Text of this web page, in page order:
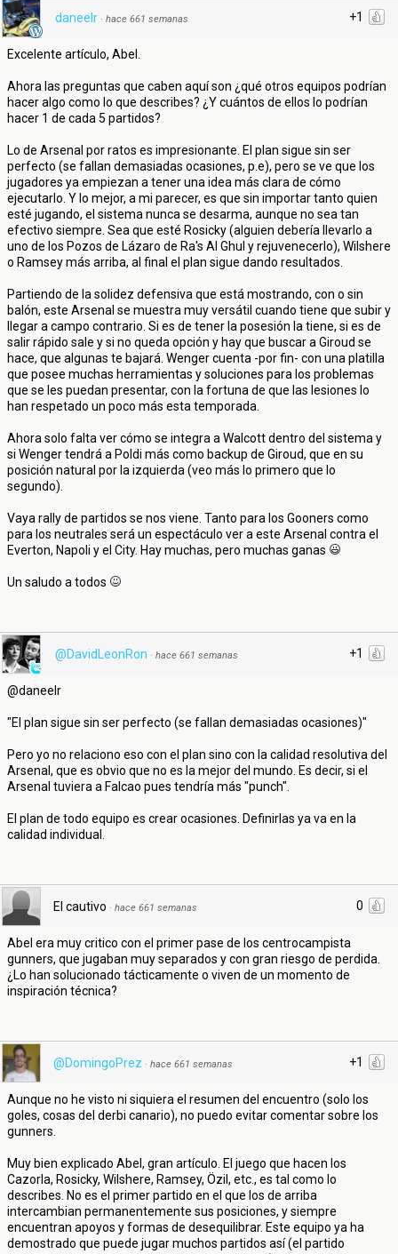
+1
daneelr · hace 661 semanas
Excelente artículo, Abel.
Ahora las preguntas que caben aquí son ¿qué otros equipos podrían
hacer algo como lo que describes? ¿Y cuántos de ellos lo podrían
hacer 1 de cada 5 partidos?
Lo de Arsenal por ratos es impresionante. El plan sigue sin ser
perfecto (se fallan demasiadas ocasiones, p.e), pero se ve que los
jugadores ya empiezan a tener una idea más clara de cómo
ejecutarlo. Y lo mejor, a mi parecer, es que sin importar tanto quien
esté jugando, el sistema nunca se desarma, aunque no sea tan
efectivo siempre. Sea que esté Rosicky (alguien debería llevarlo a
uno de los Pozos de Lázaro de Ra's Al Ghul y rejuvenecerlo), Wilshere
o Ramsey más arriba, al final el plan sigue dando resultados.
Partiendo de la solidez defensiva que está mostrando, con o sin
balón, este Arsenal se muestra muy versátil cuando tiene que subir y
llegar a campo contrario. Si es de tener la posesión la tiene, si es de
salir rápido sale y si no queda opción y hay que buscar a Giroud se
hace, que algunas te bajará. Wenger cuenta -por fin- con una platilla
que posee muchas herramientas y soluciones para los problemas
que se les puedan presentar, con la fortuna de que las lesiones lo
han respetado un poco más esta temporada.
Ahora solo falta ver cómo se integra a Walcott dentro del sistema y
si Wenger tendrá a Poldi más como backup de Giroud, que en su
posición natural por la izquierda (veo más lo primero que lo
segundo).
Vaya rally de partidos se nos viene. Tanto para los Gooners como
para los neutrales será un espectáculo ver a este Arsenal contra el
Everton, Napoli y el City. Hay muchas, pero muchas ganas
Un saludo a todos
+1
@DavidLeonRon · hace 661 semanas
@daneelr
"El plan sigue sin ser perfecto (se fallan demasiadas ocasiones)"
Pero yo no relaciono eso con el plan sino con la calidad resolutiva del
Arsenal, que es obvio que no es la mejor del mundo. Es decir, si el
Arsenal tuviera a Falcao pues tendría más "punch".
El plan de todo equipo es crear ocasiones. Definirlas ya va en la
calidad individual.
0
El cautivo · hace 661 semanas
Abel era muy critico con el primer pase de los centrocampista
gunners, que jugaban muy separados y con gran riesgo de perdida.
¿Lo han solucionado tácticamente o viven de un momento de
inspiración técnica?
+1
@DomingoPrez · hace 661 semanas
Aunque no he visto ni siquiera el resumen del encuentro (solo los
goles, cosas del derbi canario), no puedo evitar comentar sobre los
gunners.
Muy bien explicado Abel, gran artículo. El juego que hacen los
Cazorla, Rosicky, Wilshere, Ramsey, Özil, etc., es tal como lo
describes. No es el primer partido en el que los de arriba
intercambian permanentemente sus posiciones, y siempre
encuentran apoyos y formas de desequilibrar. Este equipo ya ha
demostrado que puede jugar muchos partidos así (el partido